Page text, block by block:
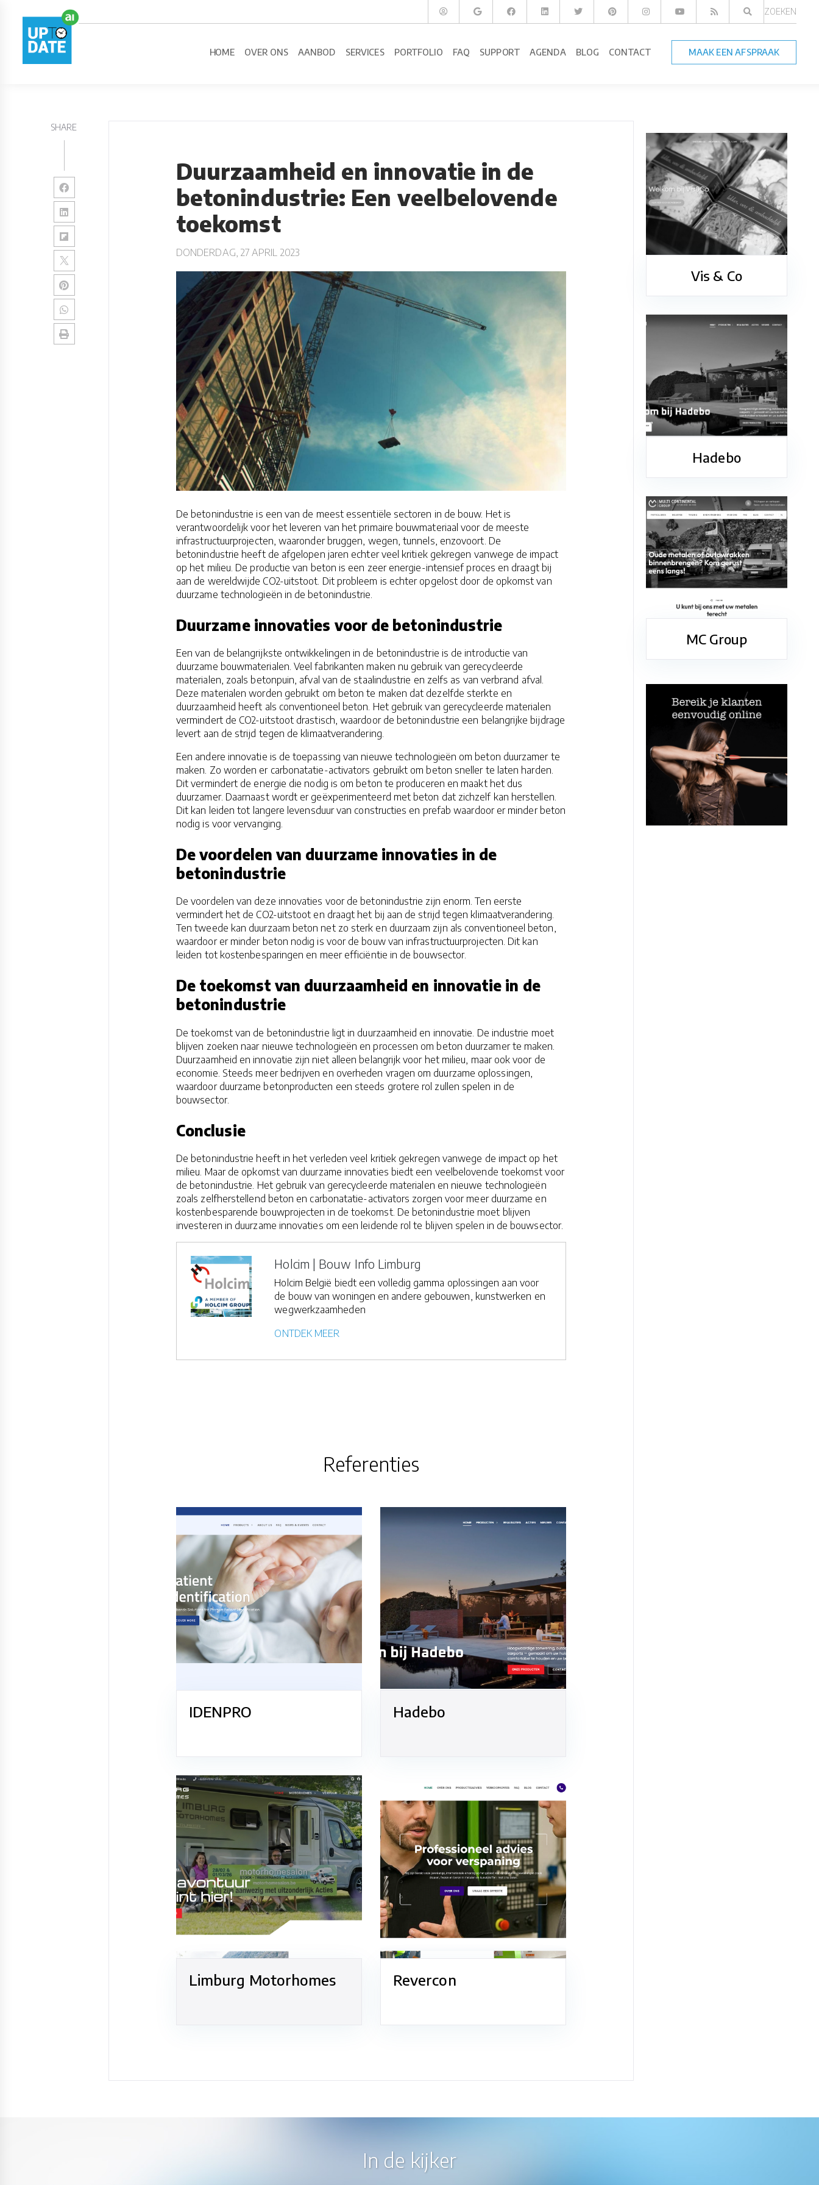
ZOEKEN
HOME OVER ONS AANBOD SERVICES PORTFOLIO FAQ SUPPORT AGENDA BLOG CONTACT MAAK EEN AFSPRAAK
SHARE
Duurzaamheid en innovatie in de
betonindustrie: Een veelbelovende
toekomst
DONDERDAG, 27 APRIL 2023
De betonindustrie is een van de meest essentiële sectoren in de bouw. Het is
verantwoordelijk voor het leveren van het primaire bouwmateriaal voor de meeste
infrastructuurprojecten, waaronder bruggen, wegen, tunnels, enzovoort. De
betonindustrie heeft de afgelopen jaren echter veel kritiek gekregen vanwege de impact
op het milieu. De productie van beton is een zeer energie-intensief proces en draagt ​​bij
aan de wereldwijde CO2-uitstoot. Dit probleem is echter opgelost door de opkomst van
duurzame technologieën in de betonindustrie.
Duurzame innovaties voor de betonindustrie
Een van de belangrijkste ontwikkelingen in de betonindustrie is de introductie van
duurzame bouwmaterialen. Veel fabrikanten maken nu gebruik van gerecycleerde
materialen, zoals betonpuin, afval van de staalindustrie en zelfs as van verbrand afval.
Deze materialen worden gebruikt om beton te maken dat dezelfde sterkte en
duurzaamheid heeft als conventioneel beton. Het gebruik van gerecycleerde materialen
vermindert de CO2-uitstoot drastisch, waardoor de betonindustrie een belangrijke bijdrage
levert aan de strijd tegen de klimaatverandering.
Een andere innovatie is de toepassing van nieuwe technologieën om beton duurzamer te
maken. Zo worden er carbonatatie-activators gebruikt om beton sneller te laten harden.
Dit vermindert de energie die nodig is om beton te produceren en maakt het dus
duurzamer. Daarnaast wordt er geëxperimenteerd met beton dat zichzelf kan herstellen.
Dit kan leiden tot langere levensduur van constructies en prefab waardoor er minder beton
nodig is voor vervanging.
De voordelen van duurzame innovaties in de
betonindustrie
De voordelen van deze innovaties voor de betonindustrie zijn enorm. Ten eerste
vermindert het de CO2-uitstoot en draagt ​​het bij aan de strijd tegen klimaatverandering.
Ten tweede kan duurzaam beton net zo sterk en duurzaam zijn als conventioneel beton,
waardoor er minder beton nodig is voor de bouw van infrastructuurprojecten. Dit kan
leiden tot kostenbesparingen en meer efficiëntie in de bouwsector.
De toekomst van duurzaamheid en innovatie in de
betonindustrie
De toekomst van de betonindustrie ligt in duurzaamheid en innovatie. De industrie moet
blijven zoeken naar nieuwe technologieën en processen om beton duurzamer te maken.
Duurzaamheid en innovatie zijn niet alleen belangrijk voor het milieu, maar ook voor de
economie. Steeds meer bedrijven en overheden vragen om duurzame oplossingen,
waardoor duurzame betonproducten een steeds grotere rol zullen spelen in de
bouwsector.
Conclusie
De betonindustrie heeft in het verleden veel kritiek gekregen vanwege de impact op het
milieu. Maar de opkomst van duurzame innovaties biedt een veelbelovende toekomst voor
de betonindustrie. Het gebruik van gerecycleerde materialen en nieuwe technologieën
zoals zelfherstellend beton en carbonatatie-activators zorgen voor meer duurzame en
kostenbesparende bouwprojecten in de toekomst. De betonindustrie moet blijven
investeren in duurzame innovaties om een leidende rol te blijven spelen in de bouwsector.
Holcim | Bouw Info Limburg
Holcim België biedt een volledig gamma oplossingen aan voor
de bouw van woningen en andere gebouwen, kunstwerken en
wegwerkzaamheden
ONTDEK MEER
Referenties
IDENPRO Hadebo
Limburg Motorhomes Revercon
Vis & Co
Hadebo
MC Group
In de kijker